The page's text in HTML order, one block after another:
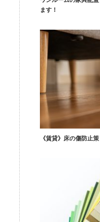
ます！
《賃貸》床の傷防止